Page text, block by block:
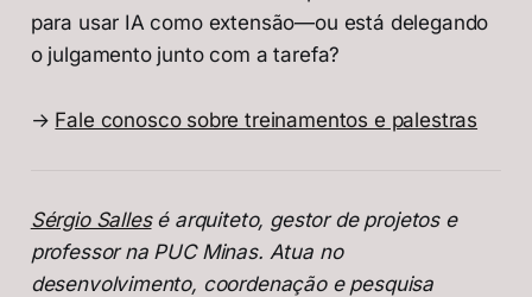
para usar IA como extensão—ou está delegando
o julgamento junto com a tarefa?
→ Fale conosco sobre treinamentos e palestras
Sérgio Sallesé arquiteto, gestor de projetos e
professor na PUC Minas. Atua no
desenvolvimento, coordenação e pesquisa